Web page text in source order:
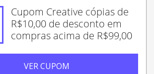
Cupom Creative cópias de
R$10,00 de desconto em
compras acima de R$99,00
VER CUPOM